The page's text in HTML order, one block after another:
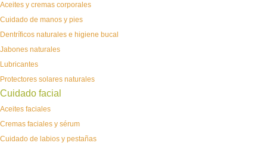
Aceites y cremas corporales
Cuidado de manos y pies
Dentríficos naturales e higiene bucal
Jabones naturales
Lubricantes
Protectores solares naturales
Cuidado facial
Aceites faciales
Cremas faciales y sérum
Cuidado de labios y pestañas